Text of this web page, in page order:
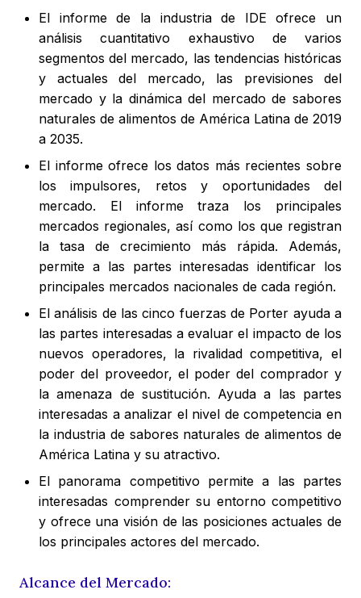
El informe de la industria de IDE ofrece un
análisis cuantitativo exhaustivo de varios
segmentos del mercado, las tendencias históricas
y actuales del mercado, las previsiones del
mercado y la dinámica del mercado de sabores
naturales de alimentos de América Latina de 2019
a 2035.
El informe ofrece los datos más recientes sobre
los impulsores, retos y oportunidades del
mercado. El informe traza los principales
mercados regionales, así como los que registran
la tasa de crecimiento más rápida. Además,
permite a las partes interesadas identificar los
principales mercados nacionales de cada región.
El análisis de las cinco fuerzas de Porter ayuda a
las partes interesadas a evaluar el impacto de los
nuevos operadores, la rivalidad competitiva, el
poder del proveedor, el poder del comprador y
la amenaza de sustitución. Ayuda a las partes
interesadas a analizar el nivel de competencia en
la industria de sabores naturales de alimentos de
América Latina y su atractivo.
El panorama competitivo permite a las partes
interesadas comprender su entorno competitivo
y ofrece una visión de las posiciones actuales de
los principales actores del mercado.
Alcance del Mercado: